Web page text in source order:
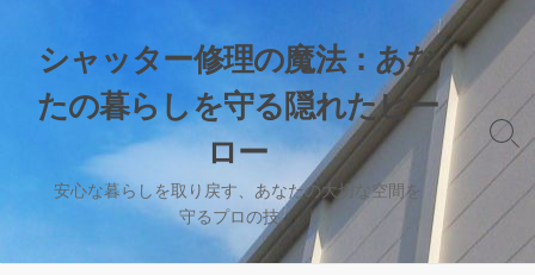
シャッター修理の魔法：あな
たの暮らしを守る隠れたヒー
ロー
安心な暮らしを取り戻す、あなたの大切な空間を
守るプロの技。
検
索
り
え